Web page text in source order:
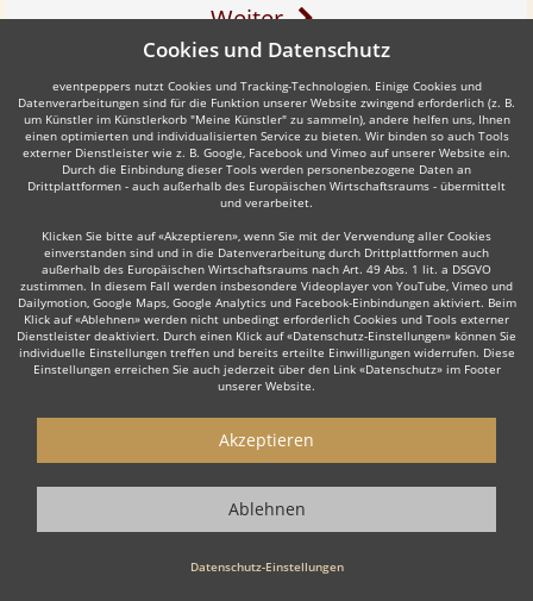
Weiter
Auch interessant:
Rock Oktoberfestband Top 40 Alternative Band
Starten Sie mit dem Button 'Kostenlos anfragen' eine Anfrage an die für
Sie interessanten Bands und Ensembles. Diesen Button finden Sie auf
den jeweiligen Künstler-Profil-Seiten der Musiker.
Cookies und Datenschutz
eventpeppers nutzt Cookies und Tracking-Technologien. Einige Cookies und
Datenverarbeitungen sind für die Funktion unserer Website zwingend erforderlich (z. B.
um Künstler im Künstlerkorb "Meine Künstler" zu sammeln), andere helfen uns, Ihnen
einen optimierten und individualisierten Service zu bieten. Wir binden so auch Tools
externer Dienstleister wie z. B. Google, Facebook und Vimeo auf unserer Website ein.
Durch die Einbindung dieser Tools werden personenbezogene Daten an
Drittplattformen - auch außerhalb des Europäischen Wirtschaftsraums - übermittelt
und verarbeitet.
Klicken Sie bitte auf «Akzeptieren», wenn Sie mit der Verwendung aller Cookies
einverstanden sind und in die Datenverarbeitung durch Drittplattformen auch
außerhalb des Europäischen Wirtschaftsraums nach Art. 49 Abs. 1 lit. a DSGVO
zustimmen. In diesem Fall werden insbesondere Videoplayer von YouTube, Vimeo und
Dailymotion, Google Maps, Google Analytics und Facebook-Einbindungen aktiviert. Beim
Klick auf «Ablehnen» werden nicht unbedingt erforderlich Cookies und Tools externer
Dienstleister deaktiviert. Durch einen Klick auf «Datenschutz-Einstellungen» können Sie
individuelle Einstellungen treffen und bereits erteilte Einwilligungen widerrufen. Diese
Einstellungen erreichen Sie auch jederzeit über den Link «Datenschutz» im Footer
unserer Website.
Datenschutz-Einstellungen
Akzeptieren
Ablehnen